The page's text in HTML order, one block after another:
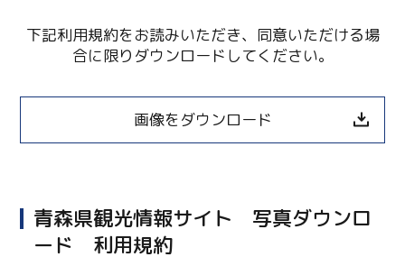
下記利用規約をお読みいただき、同意いただける場
合に限りダウンロードしてください。
画像をダウンロード
青森県観光情報サイト 写真ダウンロ
ード 利用規約